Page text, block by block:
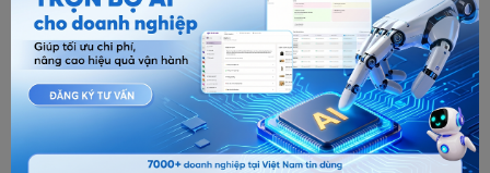
Giai đoạn 2 là xây chatbot hoặc AI Agent cho các điểm chạm
sau lưu trú. Ở giai đoạn này, AI có thể gửi tin cảm ơn, hỏi đánh
giá, phân loại phản hồi và ghi nhận dữ liệu vào CRM hoặc file
quản trị. Nếu cần triển khai cụ thể một use case nhỏ, khách
sạn có thể bắt đầu từAI gửi cảm ơn sau khi khách trả phòng
trong ngành khách sạn.